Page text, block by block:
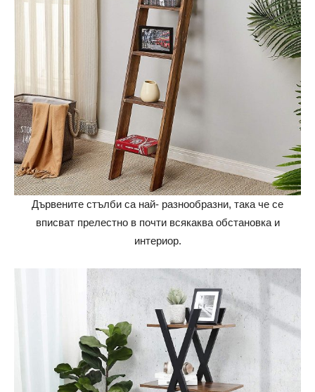
Дървените стълби са най- разнообразни, така че се
вписват прелестно в почти всякаква обстановка и
интериор.